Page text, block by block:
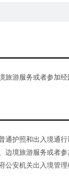
旅游服务或者参加
通护照和出入境通
边境旅游服务或者
公安机关出入境管